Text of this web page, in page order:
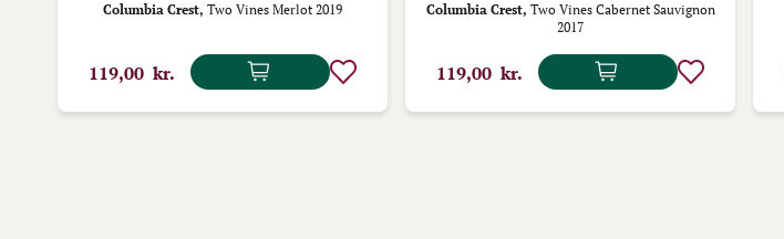
Columbia Crest, Two Vines Merlot 2019
119,00 kr.
Columbia Crest, Two Vines Cabernet Sauvignon
2017
119,00 kr.